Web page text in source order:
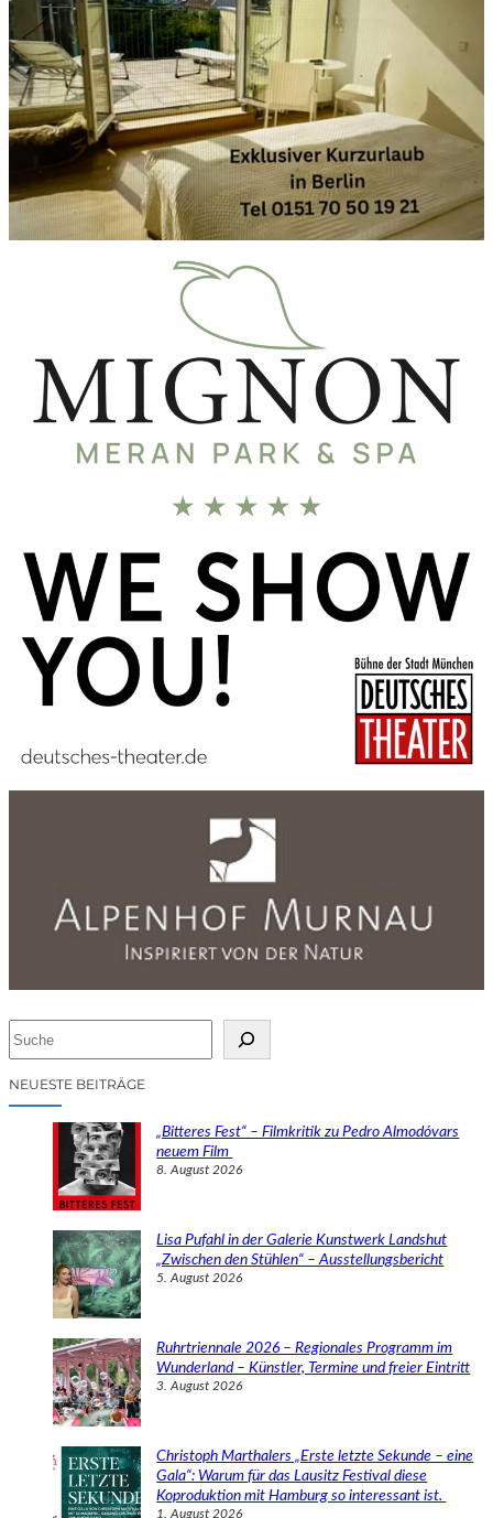
cNEUESTE BEITRÄGE
„Bitteres Fest“ – Filmkritik zu Pedro Almodóvars
neuem Film
8. August 2026
Lisa Pufahl in der Galerie Kunstwerk Landshut
„Zwischen den Stühlen“ – Ausstellungsbericht
5. August 2026
Ruhrtriennale 2026 – Regionales Programm im
Wunderland – Künstler, Termine und freier Eintritt
3. August 2026
Christoph Marthalers „Erste letzte Sekunde – eine
Gala“: Warum für das Lausitz Festival diese
Koproduktion mit Hamburg so interessant ist.
1. August 2026